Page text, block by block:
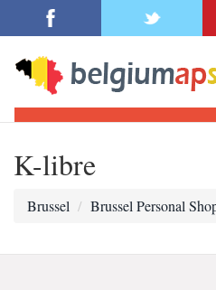
K-libre
Brussel Brussel Personal